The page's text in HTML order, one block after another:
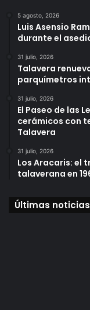
5 agosto, 2026
Luis Asensio
durante el
31 julio, 2026
Talavera
parquímetros
31 julio, 2026
El Paseo de las
cerámicos con
Talavera
31 julio, 2026
Los Aracaris: el
talaverana en
Últimas noticias